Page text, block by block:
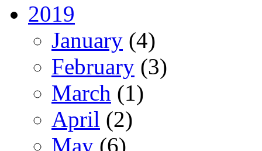
2019
January (4)
February (3)
March (1)
April (2)
May (6)